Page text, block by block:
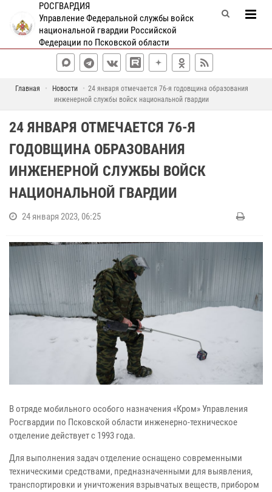
РОСГВАРДИЯ
Управление Федеральной службы войск
национальной гвардии Российской
Федерации по Псковской области
Главная Новости
24 января отмечается 76-я годовщина образования
инженерной службы войск национальной гвардии
24 ЯНВАРЯ ОТМЕЧАЕТСЯ 76-Я
ГОДОВЩИНА ОБРАЗОВАНИЯ
ИНЖЕНЕРНОЙ СЛУЖБЫ ВОЙСК
НАЦИОНАЛЬНОЙ ГВАРДИИ
24 января 2023, 06:25
В отряде мобильного особого назначения «Кром» Управления
Росгвардии по Псковской области инженерно-техническое
отделение действует с 1993 года.
Для выполнения задач отделение оснащено современными
техническими средствами, предназначенными для выявления,
транспортировки и уничтожения взрывчатых веществ, прибором